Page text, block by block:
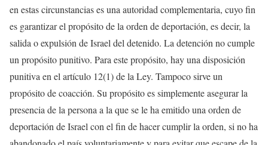
en estas circunstancias es una autoridad complementaria, cuyo fin
es garantizar el propósito de la orden de deportación, es decir, la
salida o expulsión de Israel del detenido. La detención no cumple
un propósito punitivo. Para este propósito, hay una disposición
punitiva en el artículo 12(1) de la Ley. Tampoco sirve un
propósito de coacción. Su propósito es simplemente asegurar la
presencia de la persona a la que se le ha emitido una orden de
deportación de Israel con el fin de hacer cumplir la orden, si no ha